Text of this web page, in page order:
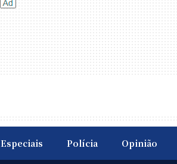
Especiais Polícia Opinião